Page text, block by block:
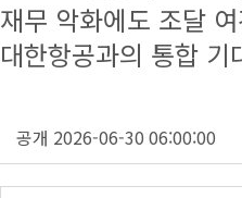
재무 악화에도 조달
대한항공과의 통합 기
공개 2026-06-30 06:00:00